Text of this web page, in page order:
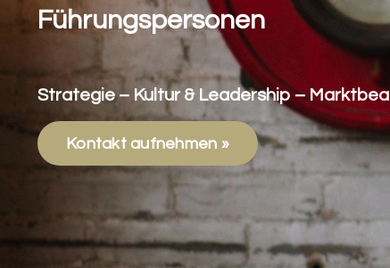
Führungspersonen
Strategie – Kultur & Leadership –
Kontakt aufnehmen »